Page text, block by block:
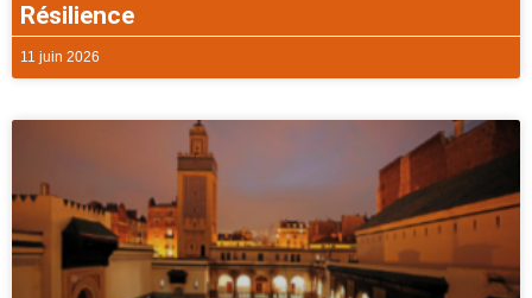
Résilience
11 juin 2026